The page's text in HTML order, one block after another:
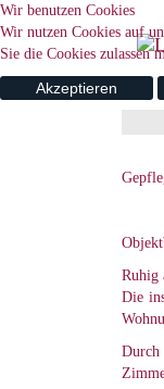
Ruhig
Die
Durch
Wir benutzen Cookies
Wir nutzen Cookies auf
Sie die Cookies zulassen
Akzeptieren